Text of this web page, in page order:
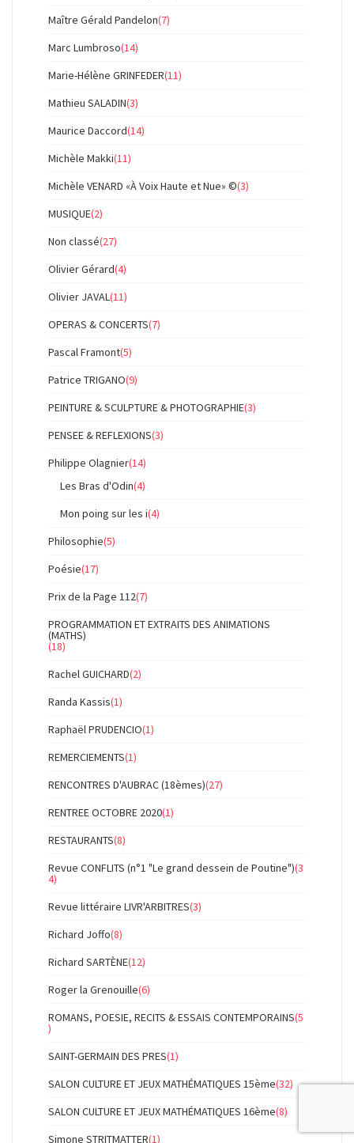
Maître Gérald Pandelon(7)
Marc Lumbroso(14)
Marie-Hélène GRINFEDER(11)
Mathieu SALADIN(3)
Maurice Daccord(14)
Michèle Makki(11)
Michèle VENARD «À Voix Haute et Nue» ©(3)
MUSIQUE(2)
Non classé(27)
Olivier Gérard(4)
Olivier JAVAL(11)
OPERAS & CONCERTS(7)
Pascal Framont(5)
Patrice TRIGANO(9)
PEINTURE & SCULPTURE & PHOTOGRAPHIE(3)
PENSEE & REFLEXIONS(3)
Philippe Olagnier(14)
Les Bras d'Odin(4)
Mon poing sur les i(4)
Philosophie(5)
Poésie(17)
Prix de la Page 112(7)
PROGRAMMATION ET EXTRAITS DES ANIMATIONS
(MATHS)
(18)
Rachel GUICHARD(2)
Randa Kassis(1)
Raphaël PRUDENCIO(1)
REMERCIEMENTS(1)
RENCONTRES D'AUBRAC (18èmes)(27)
RENTREE OCTOBRE 2020(1)
RESTAURANTS(8)
Revue CONFLITS (n°1 "Le grand dessein de Poutine")(3
4)
Revue littéraire LIVR'ARBITRES(3)
Richard Joffo(8)
Richard SARTÈNE(12)
Roger la Grenouille(6)
ROMANS, POESIE, RECITS & ESSAIS CONTEMPORAINS(5
)
SAINT-GERMAIN DES PRES(1)
SALON CULTURE ET JEUX MATHÉMATIQUES 15ème(32)
SALON CULTURE ET JEUX MATHÉMATIQUES 16ème(8)
Simone STRITMATTER(1)